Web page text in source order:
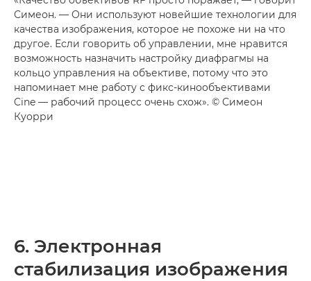
Симеон. — Они используют новейшие технологии для
качества изображения, которое не похоже ни на что
другое. Если говорить об управлении, мне нравится
возможность назначить настройку диафрагмы на
кольцо управления на объективе, потому что это
напоминает мне работу с фикс-кинообъективами
Cine — рабочий процесс очень схож». © Симеон
Куорри
6. Электронная
стабилизация изображения